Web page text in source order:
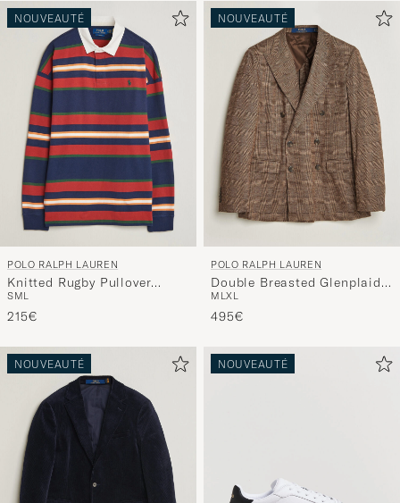
NOUVEAUTÉ
POLO RALPH LAUREN
Knitted Rugby Pullover
Newport Navy Multi
SML
215€
NOUVEAUTÉ
POLO RALPH LAUREN
Double Breasted Glenplaid
Knit Sportcoat Tan/Brown
M LXL
495€
NOUVEAUTÉ NOUVEAUTÉ